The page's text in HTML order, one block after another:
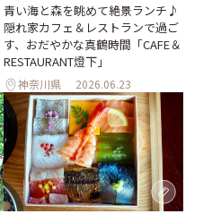
青い海と森を眺めて絶景ランチ♪
隠れ家カフェ＆レストランで過ご
す、おだやかな真鶴時間「CAFE＆
RESTAURANT燈下」
神奈川県 2026.06.23